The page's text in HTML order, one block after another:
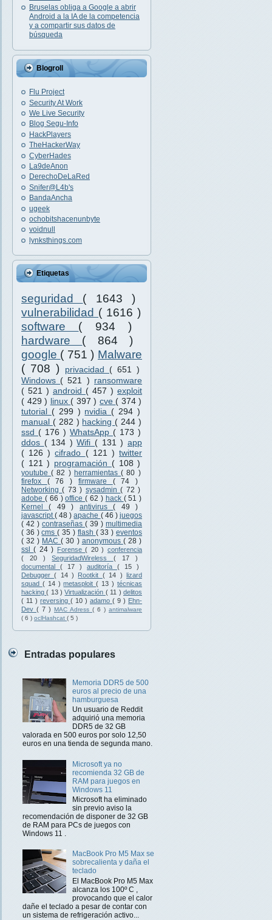
Bruselas obliga a Google a abrir
Android a la IA de la competencia
y a compartir sus datos de
búsqueda
Blogroll
Flu Project
Security At Work
We Live Security
Blog Segu-Info
HackPlayers
TheHackerWay
CyberHades
La9deAnon
DerechoDeLaRed
Snifer@L4b's
BandaAncha
ugeek
ochobitshacenunbyte
voidnull
lynksthings.com
Etiquetas
seguridad ( 1643 )
vulnerabilidad ( 1616 )
software ( 934 )
hardware ( 864 )
google ( 751 ) Malware
( 708 )
privacidad ( 651 )
Windows ( 521 ) ransomware
( 521 ) android ( 457 ) exploit
( 429 ) linux ( 397 ) cve ( 374 )
tutorial ( 299 ) nvidia ( 294 )
manual ( 282 ) hacking ( 244 )
ssd ( 176 ) WhatsApp ( 173 )
ddos ( 134 )Wifi ( 131 ) app
( 126 )cifrado ( 121 )twitter
( 121 ) programación ( 108 )
youtube( 82 ) herramientas( 80 )
firefox ( 76 ) firmware ( 74 )
Networking( 73 ) sysadmin( 72 )
adobe ( 66 )office( 62 ) hack ( 51 )
Kernel( 49 ) antivirus( 49 )
javascript( 48 )apache ( 46 ) juegos
( 42 ) contraseñas ( 39 ) multimedia
( 36 )cms( 35 ) flash ( 33 )eventos
( 32 ) MAC( 30 ) anonymous ( 28 )
ssl( 24 ) Forense( 20 ) conferencia
( 20 )SeguridadWireless ( 17 )
documental ( 17 ) auditoría ( 15 )
Debugger( 14 ) Rootkit ( 14 ) lizard
squad ( 14 )metasploit( 13 ) técnicas
hacking( 13 )Virtualización ( 11 ) delitos
( 11 ) reversing ( 10 ) adamo ( 9 ) Ehn-
Dev ( 7 ) MAC Adress ( 6 ) antimalware
( 6 ) oclHashcat ( 5 )
Entradas populares
Memoria DDR5 de 500
euros al precio de una
hamburguesa
Un usuario de Reddit
adquirió una memoria
DDR5 de 32 GB
valorada en 500 euros por solo 12,50
euros en una tienda de segunda mano.
Microsoft ya no
recomienda 32 GB de
RAM para juegos en
Windows 11
Microsoft ha eliminado
sin previo aviso la
recomendación de disponer de 32 GB
de RAM para PCs de juegos con
Windows 11 .
MacBook Pro M5 Max se
sobrecalienta y daña el
teclado
El MacBook Pro M5 Max
alcanza los 100º C ,
provocando que el calor
dañe el teclado a pesar de contar con
un sistema de refrigeración activo...